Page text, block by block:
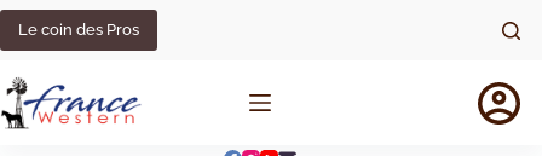
Le coin des Pros